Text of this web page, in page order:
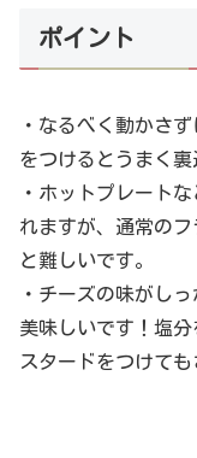
ポイント
・なるべく動かさ
をつけるとうまく裏
・ホットプレート
れますが、通常の
と難しいです。
・チーズの味がし
美味しいです！塩
スタードをつけても